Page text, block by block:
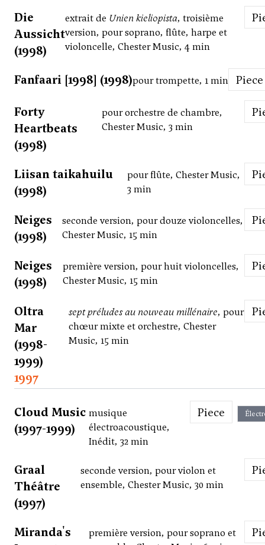
Die
Aussicht
(1998)
extrait de Unien kieliopista, troisième
version, pour soprano, flûte, harpe et
violoncelle, Chester Music, 4 min
Fanfaari [1998] (1998)pour trompette, 1 min Piece
Forty
Heartbeats
(1998)
pour orchestre de chambre,
Chester Music, 3 min
Liisan taikahuilu
(1998)
pour flûte, Chester Music,
3 min
Neiges
(1998)
seconde version, pour douze violoncelles,
Chester Music, 15 min
Neiges
(1998)
première version, pour huit violoncelles,
Chester Music, 15 min
Oltra
Mar
(1998-
1999)
sept préludes au nouveau millénaire, pour
chœur mixte et orchestre, Chester
Music, 15 min
1997
Cloud Music
(1997-1999)
musique
électroacoustique,
Inédit, 32 min
Piece
Graal
Théâtre
(1997)
seconde version, pour violon et
ensemble, Chester Music, 30 min
Miranda's
première version, pour soprano et